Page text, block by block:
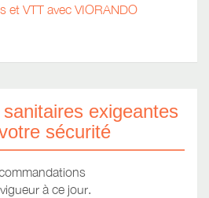
et VTT avec VIORANDO
exigeantes
sécurité
à ce jour.